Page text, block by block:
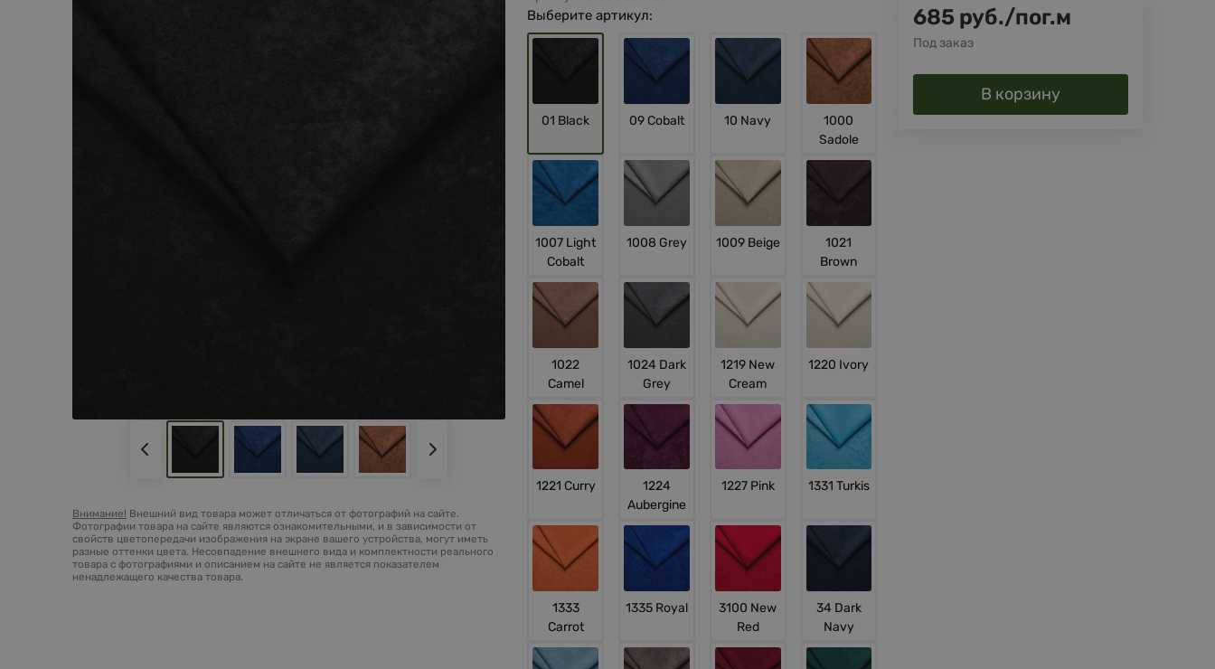
Внимание! Внешний вид товара может отличаться от фотографий на сайте.
Фотографии товара на сайте являются ознакомительными, и в зависимости от
свойств цветопередачи изображения на экране вашего устройства, могут иметь
разные оттенки цвета. Несовпадение внешнего вида и комплектности реального
товара с фотографиями и описанием на сайте не является показателем
ненадлежащего качества товара.
Выберите артикул:
01 Black 09 Cobalt 10 Navy
1000
Sadole
1007 Light
Cobalt
1008 Grey 1009 Beige
1021
Brown
1022
Camel
1024 Dark
Grey
1219 New
Cream
1220 Ivory
1221 Curry
1224
Aubergine
1227 Pink 1331 Turkis
1333
Carrot
1335 Royal
3100 New
Red
34 Dark
Navy
685 руб./пог.м
Под заказ
В корзину